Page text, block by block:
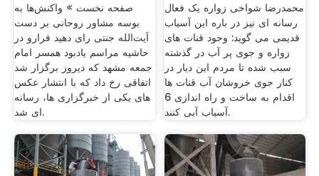
صفحه نخست » واکنش‌ها به
بوسه مشاور روحانی بر دست
آیت‌الله جنتی رای دهید فرارو در
حاشیه مراسم یادبود همسر امام
جمعه مشهد که دیروز برگزار شد
اتفاقی رخ داد که با انتشار عکس
های یکی از خبرگزاری ها، رسانه
ای شد.
محمدرضا شواخی زواره یک فعال
رسانه ای نیز در باره این آسیاب
قدیمی می گوید: وجود قنات های
زواره و جوی پر آب در گذشته
سبب شده تا مردم این دیار در
کنار جوی خروشان آب قنات ها
اقدام به ساخت و راه اندازی 6
آسیاب آبی کنند.